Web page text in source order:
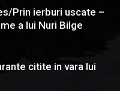
Prin ierburi uscate –
a lui Nuri Bilge
citite in vara lui